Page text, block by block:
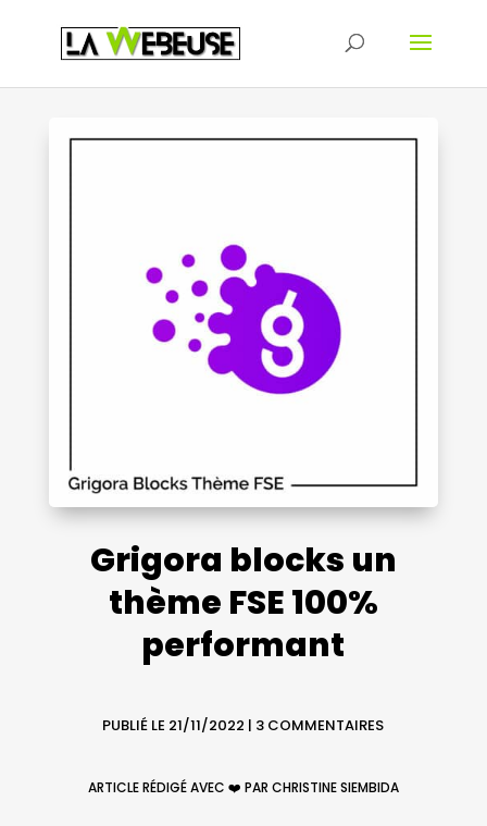
Grigora blocks un
thème FSE 100%
performant
PUBLIÉ LE 21/11/2022 | 3 COMMENTAIRES
ARTICLE RÉDIGÉ AVEC ❤️ PAR CHRISTINE SIEMBIDA